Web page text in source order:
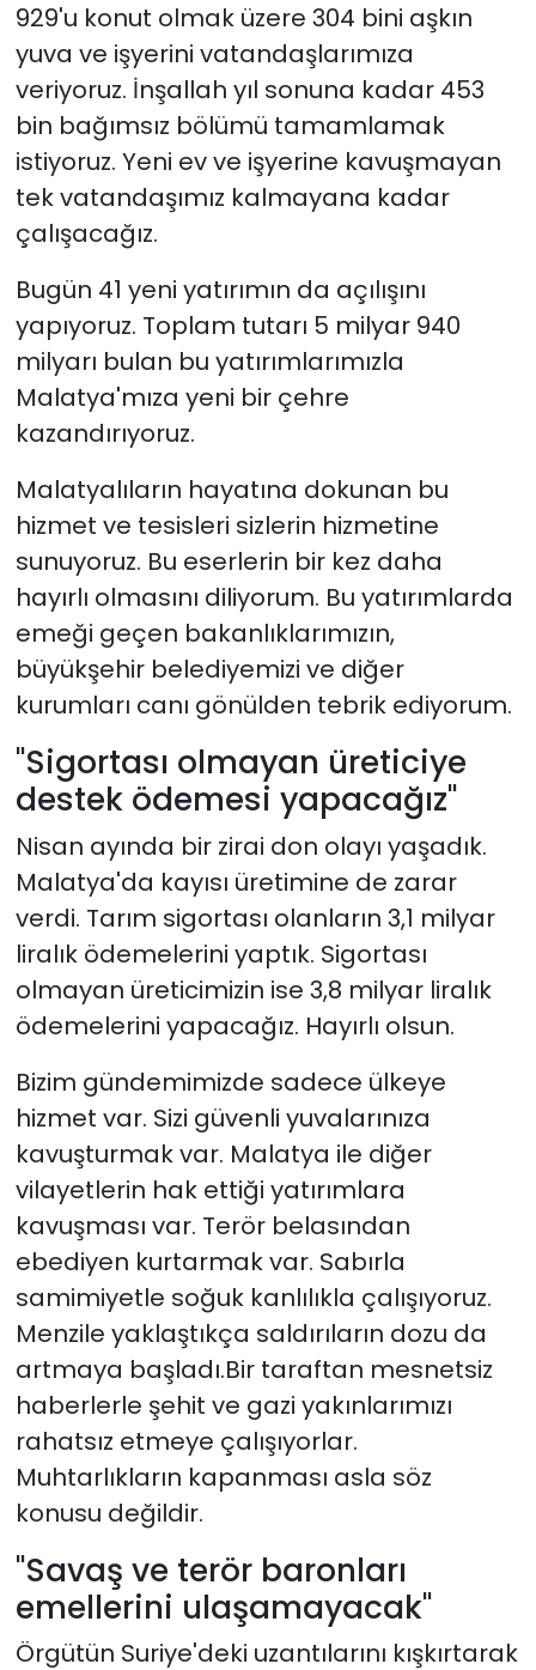
929'u konut olmak üzere 304 bini aşkın
yuva ve işyerini vatandaşlarımıza
veriyoruz. İnşallah yıl sonuna kadar 453
bin bağımsız bölümü tamamlamak
istiyoruz. Yeni ev ve işyerine kavuşmayan
tek vatandaşımız kalmayana kadar
çalışacağız.
Bugün 41 yeni yatırımın da açılışını
yapıyoruz. Toplam tutarı 5 milyar 940
milyarı bulan bu yatırımlarımızla
Malatya'mıza yeni bir çehre
kazandırıyoruz.
Malatyalıların hayatına dokunan bu
hizmet ve tesisleri sizlerin hizmetine
sunuyoruz. Bu eserlerin bir kez daha
hayırlı olmasını diliyorum. Bu yatırımlarda
emeği geçen bakanlıklarımızın,
büyükşehir belediyemizi ve diğer
kurumları canı gönülden tebrik ediyorum.
"Sigortası olmayan üreticiye
destek ödemesi yapacağız"
Nisan ayında bir zirai don olayı yaşadık.
Malatya'da kayısı üretimine de zarar
verdi. Tarım sigortası olanların 3,1 milyar
liralık ödemelerini yaptık. Sigortası
olmayan üreticimizin ise 3,8 milyar liralık
ödemelerini yapacağız. Hayırlı olsun.
Bizim gündemimizde sadece ülkeye
hizmet var. Sizi güvenli yuvalarınıza
kavuşturmak var. Malatya ile diğer
vilayetlerin hak ettiği yatırımlara
kavuşması var. Terör belasından
ebediyen kurtarmak var. Sabırla
samimiyetle soğuk kanlılıkla çalışıyoruz.
Menzile yaklaştıkça saldırıların dozu da
artmaya başladı.Bir taraftan mesnetsiz
haberlerle şehit ve gazi yakınlarımızı
rahatsız etmeye çalışıyorlar.
Muhtarlıkların kapanması asla söz
konusu değildir.
"Savaş ve terör baronları
emellerini ulaşamayacak"
Örgütün Suriye'deki uzantılarını kışkırtarak